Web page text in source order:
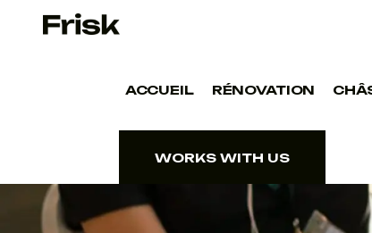
ACCUEIL RÉNOVATION
WORKS WITH US